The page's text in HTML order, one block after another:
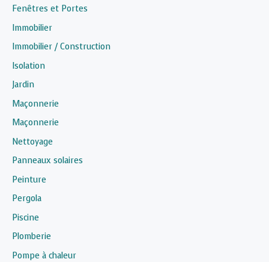
Fenêtres et Portes
Immobilier
Immobilier / Construction
Isolation
Jardin
Maçonnerie
Maçonnerie
Nettoyage
Panneaux solaires
Peinture
Pergola
Piscine
Plomberie
Pompe à chaleur